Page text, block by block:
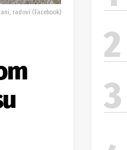
radovi (Facebook)